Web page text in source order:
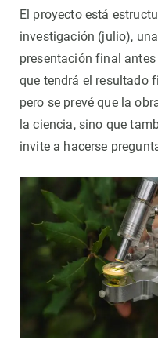
El proyecto está
investigación (julio),
presentación final
que tendrá el resultado
pero se prevé que la
la ciencia, sino que
invite a hacerse